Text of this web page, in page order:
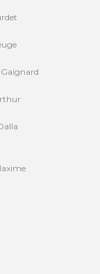
Gaignard